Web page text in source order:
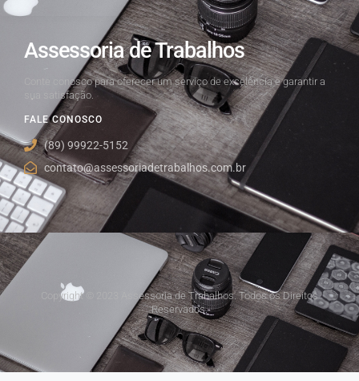
Assessoria de Trabalhos
Conte conosco para oferecer um serviço de excelência e garantir a
sua satisfação.
FALE CONOSCO
(89) 99922-5152
contato@assessoriadetrabalhos.com.br
Copyright © 2023 Assessoria de Trabalhos. Todos os Direitos
Reservados.